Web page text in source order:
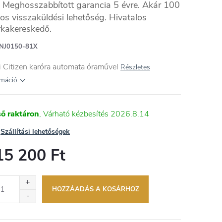
Meghosszabbított garancia 5 évre. Akár 100
visszaküldési lehetőség. Hivatalos
NJ0150-81X
Citizen karóra automata óraművel Részletes
raktáron 2026.8.14
Szállítási lehetőségek
200 Ft
HOZZÁADÁS A KOSÁRHOZ